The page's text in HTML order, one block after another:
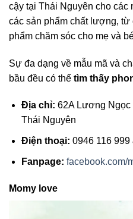
cậy tại Thái Nguyên cho các
các sản phẩm chất lượng, từ
phẩm chăm sóc cho mẹ và
Sự đa dạng về mẫu mã và
bầu đều có thể tìm thấy
Địa chỉ: 62A Lương Ngọc
Thái Nguyên
Điện thoại: 0946 116
Fanpage: facebook.com/
Momy love